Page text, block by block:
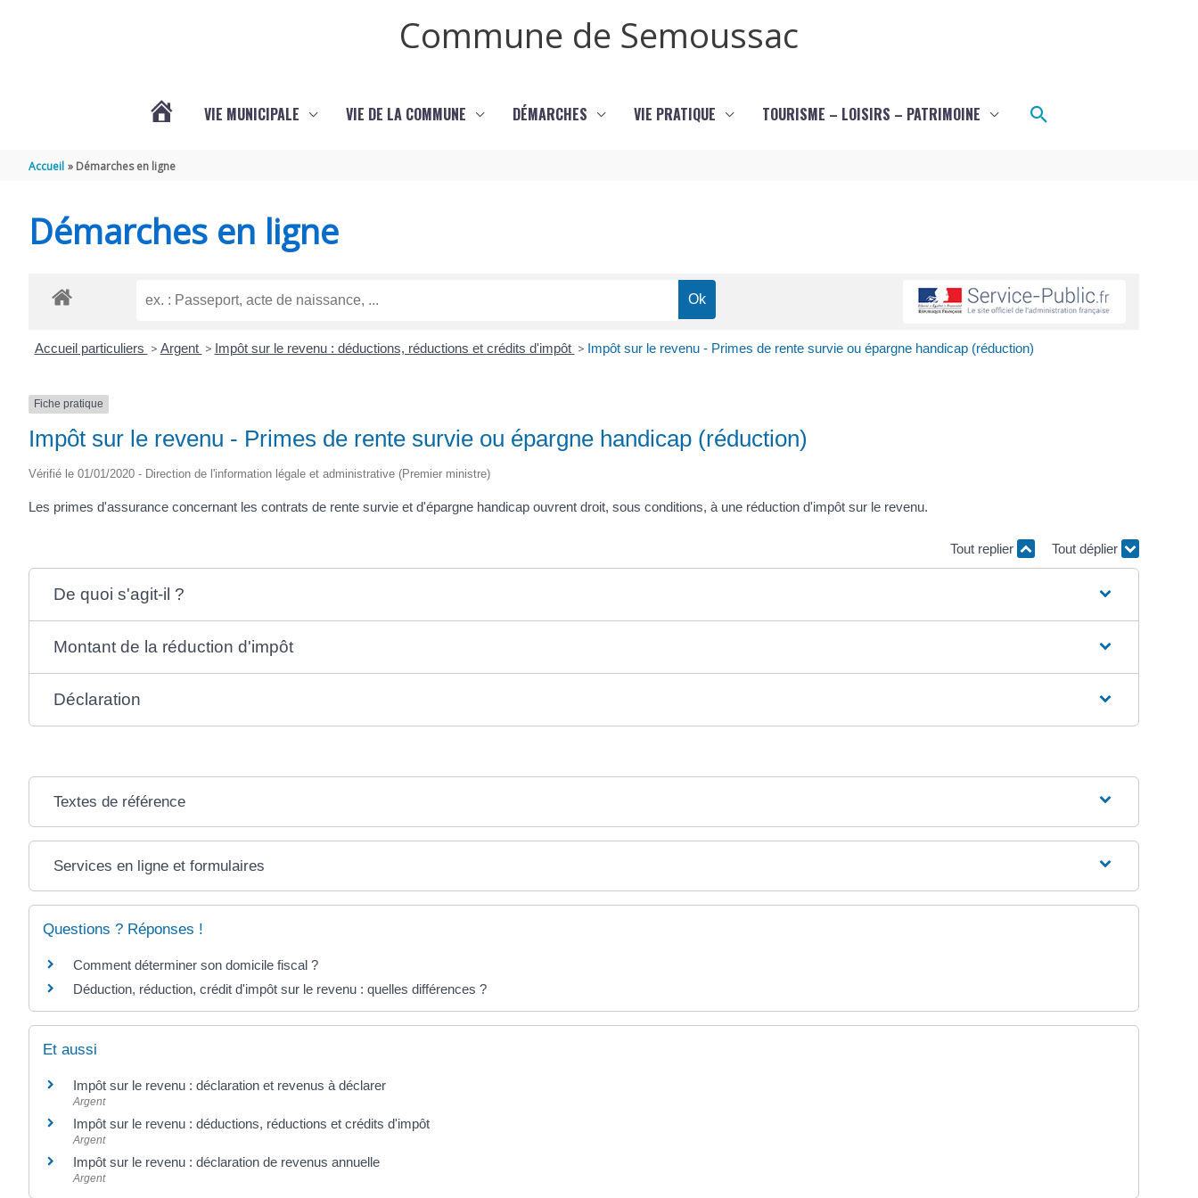
Commune de Semoussac
SEMOUSSAC
VIE MUNICIPALE VIE DE LA COMMUNE DÉMARCHES VIE PRATIQUE TOURISME – LOISIRS – PATRIMOINE Rechercher
Accueil Démarches en ligne
Démarches en ligne
Accueil particuliers > Argent > Impôt sur le revenu : déductions, réductions et crédits d'impôt > Impôt sur le revenu - Primes de rente survie ou épargne handicap (réduction)
Fiche pratique
Impôt sur le revenu - Primes de rente survie ou épargne handicap (réduction)
Vérifié le 01/01/2020 - Direction de l'information légale et administrative (Premier ministre)
Les primes d'assurance concernant les contrats de rente survie et d'épargne handicap ouvrent droit, sous conditions, à une réduction d'impôt sur le revenu.
Tout replier Tout déplier
De quoi s'agit-il ?
Montant de la réduction d'impôt
Déclaration
Textes de référence
Services en ligne et formulaires
Questions ? Réponses !
Comment déterminer son domicile fiscal ?
Déduction, réduction, crédit d'impôt sur le revenu : quelles différences ?
Et aussi
Impôt sur le revenu : déclaration et revenus à déclarer
Argent
Impôt sur le revenu : déductions, réductions et crédits d'impôt
Argent
Impôt sur le revenu : déclaration de revenus annuelle
Argent